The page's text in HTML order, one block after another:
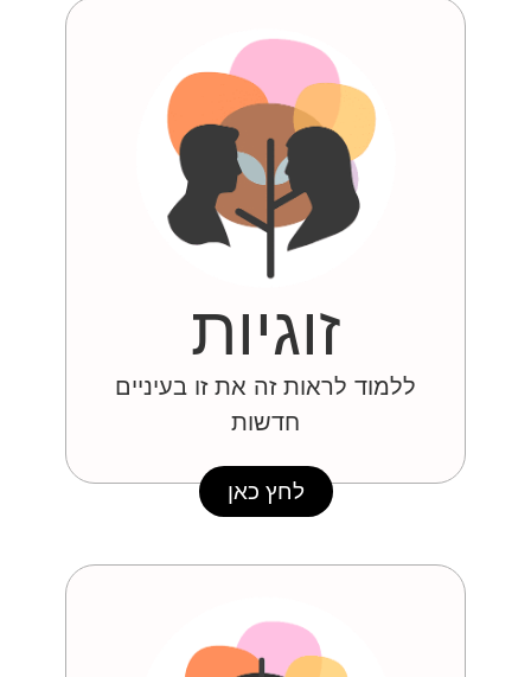
זוגיות
ללמוד לראות זה את זו בעיניים
חדשות
לחץ כאן